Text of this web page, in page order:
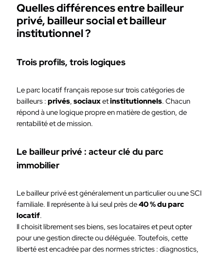
Quelles différences entre bailleur
privé, bailleur social et bailleur
institutionnel ?
Trois profils, trois logiques
Le parc locatif français repose sur trois catégories de
bailleurs : privés, sociauxetinstitutionnels. Chacun
répond à une logique propre en matière de gestion, de
rentabilité et de mission.
Le bailleur privé : acteur clé du parc
immobilier
Le bailleur privé est généralement un particulier ou une SCI
familiale. Il représente à lui seul près de40 % du parc
locatif.
Il choisit librement ses biens, ses locataires et peut opter
pour une gestion directe ou déléguée. Toutefois, cette
liberté est encadrée par des normes strictes : diagnostics,